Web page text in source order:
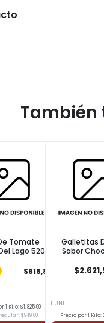
También
Tomate
Lago 520g
$616,85
1 Kilo: $1.825,00
$949,00
Galletitas
Sabor
1 UNI
Precio por 1 Kilo: